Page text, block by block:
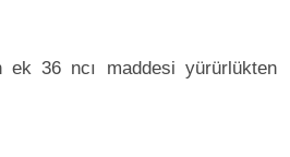
ek 36 ncı maddesi yürürlükten